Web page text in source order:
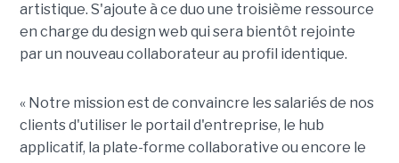
artistique. S'ajoute à ce duo une troisième ressource
en charge du design web qui sera bientôt rejointe
par un nouveau collaborateur au profil identique.
« Notre mission est de convaincre les salariés de nos
clients d'utiliser le portail d'entreprise, le hub
applicatif, la plate-forme collaborative ou encore le